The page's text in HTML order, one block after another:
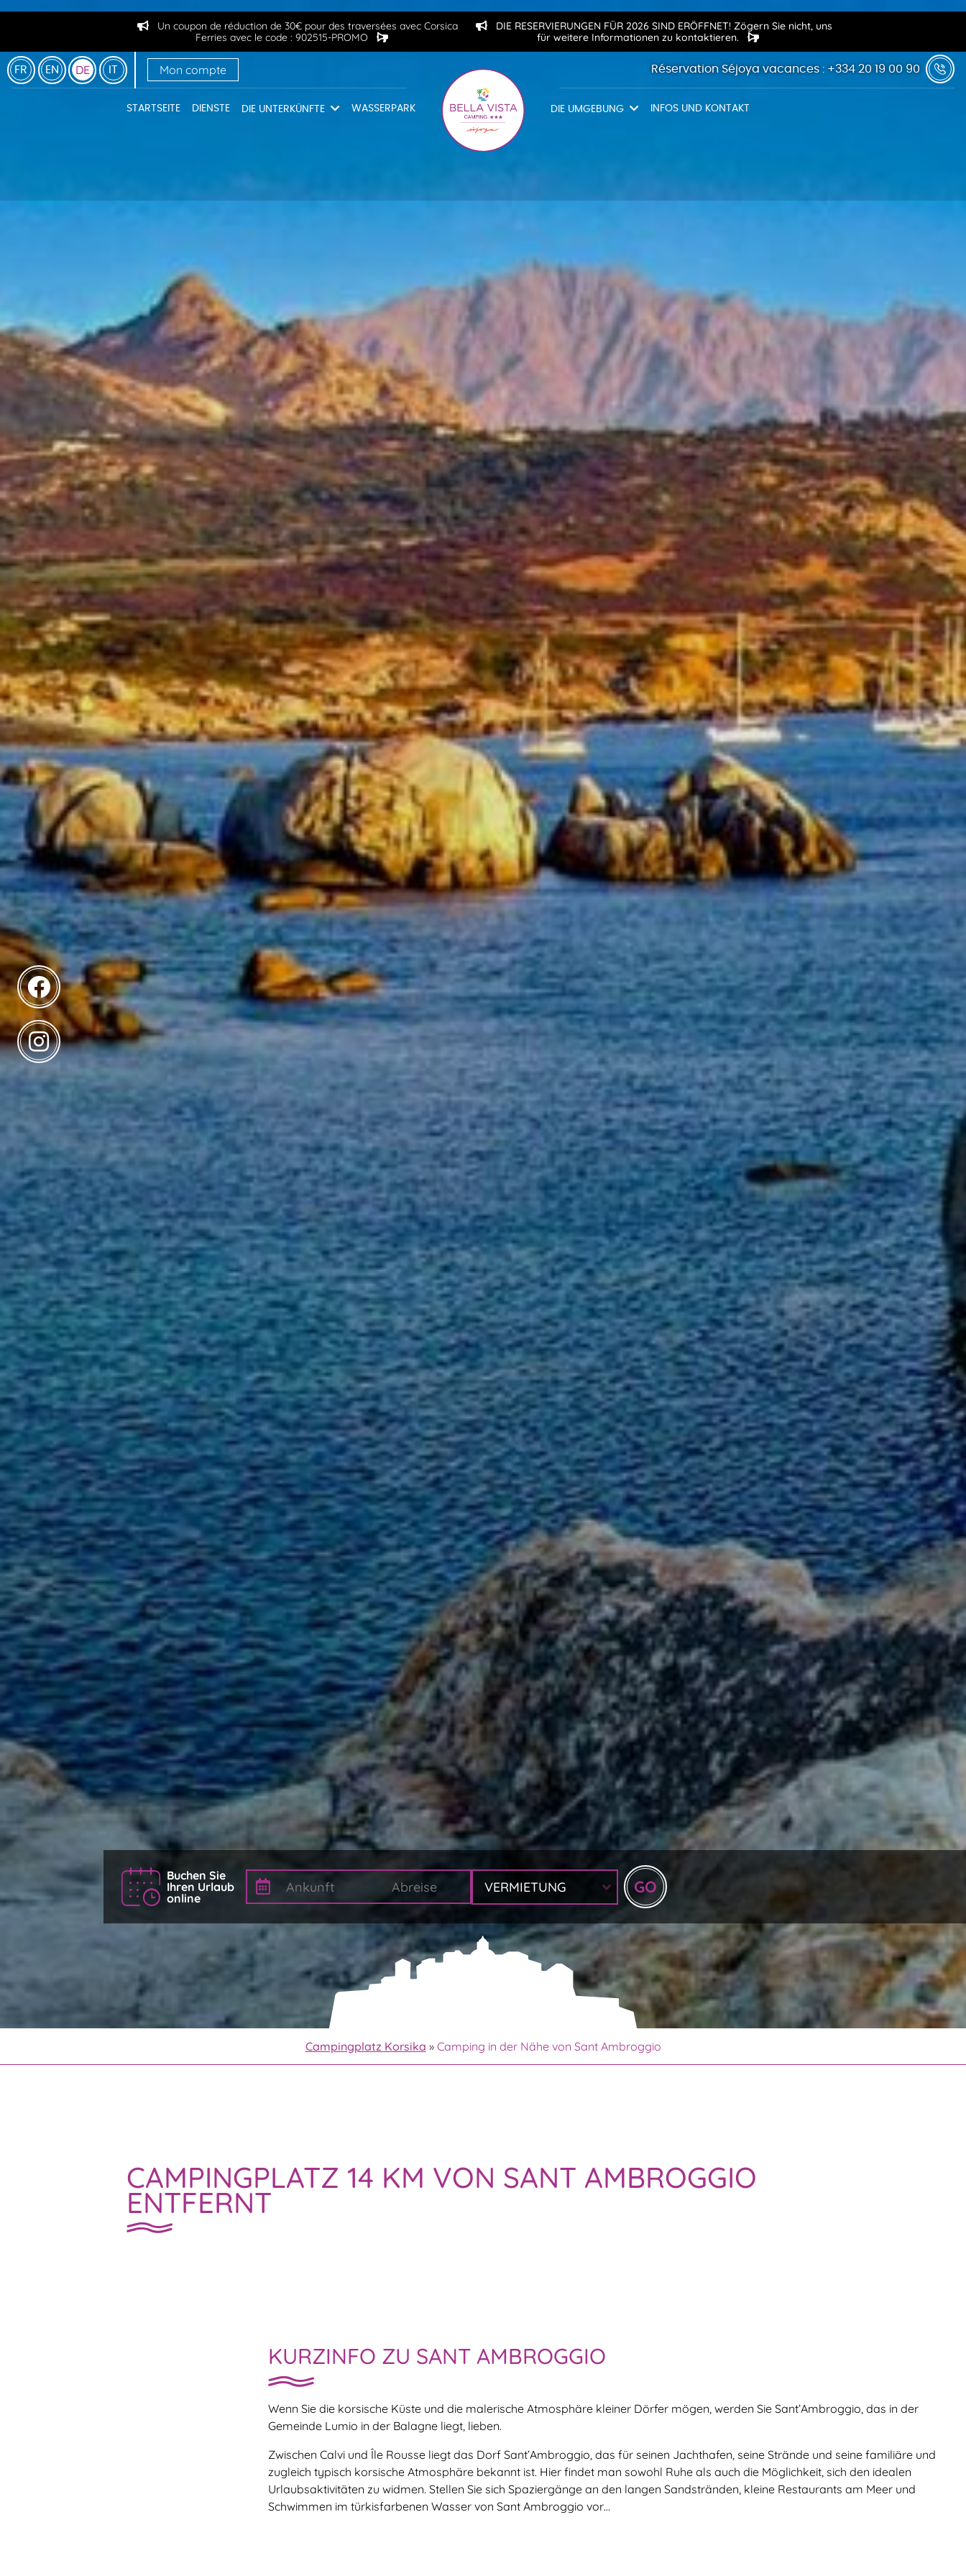
Un coupon de réduction de 30€ pour des traversées avec Corsica
Ferries avec le code : 902515-PROMO
DIE RESERVIERUNGEN FÜR 2026 SIND ERÖFFNET! Zögern Sie nicht, uns
für weitere Informationen zu kontaktieren.
FR EN DE IT Mon compte Réservation Séjoya vacances : +334 20 19 00 90
STARTSEITE DIENSTE DIE UNTERKÜNFTE WASSERPARK DIE UMGEBUNG INFOS UND KONTAKT
Buchen Sie
Ihren Urlaub
online
Campingplatz Korsika » Camping in der Nähe von Sant Ambroggio
CAMPINGPLATZ 14 KM VON SANT AMBROGGIO
ENTFERNT
KURZINFO ZU SANT AMBROGGIO
Wenn Sie die korsische Küste und die malerische Atmosphäre kleiner Dörfer mögen, werden Sie Sant’Ambroggio, das in der
Gemeinde Lumio in der Balagne liegt, lieben.
Zwischen Calvi und Île Rousse liegt das Dorf Sant’Ambroggio, das für seinen Jachthafen, seine Strände und seine familiäre und
zugleich typisch korsische Atmosphäre bekannt ist. Hier findet man sowohl Ruhe als auch die Möglichkeit, sich den idealen
Urlaubsaktivitäten zu widmen. Stellen Sie sich Spaziergänge an den langen Sandstränden, kleine Restaurants am Meer und
Schwimmen im türkisfarbenen Wasser von Sant Ambroggio vor…